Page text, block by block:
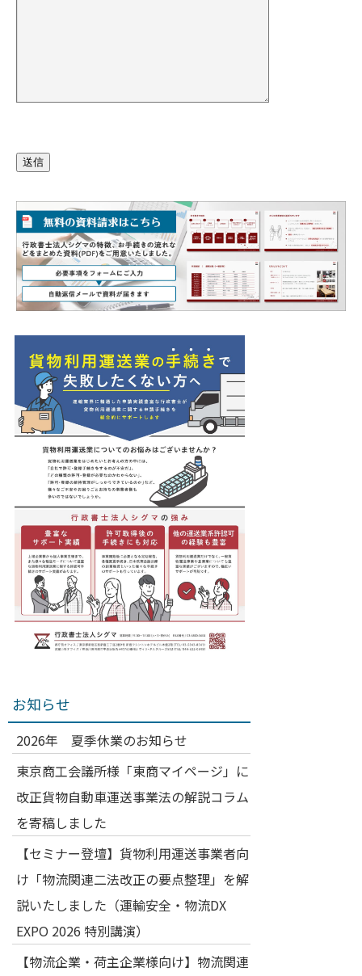
お知らせ
2026年 夏季休業のお知らせ
東京商工会議所様「東商マイページ」に
改正貨物自動車運送事業法の解説コラム
を寄稿しました
【セミナー登壇】貨物利用運送事業者向
け「物流関連二法改正の要点整理」を解
説いたしました（運輸安全・物流DX
EXPO 2026 特別講演）
【物流企業・荷主企業様向け】物流関連